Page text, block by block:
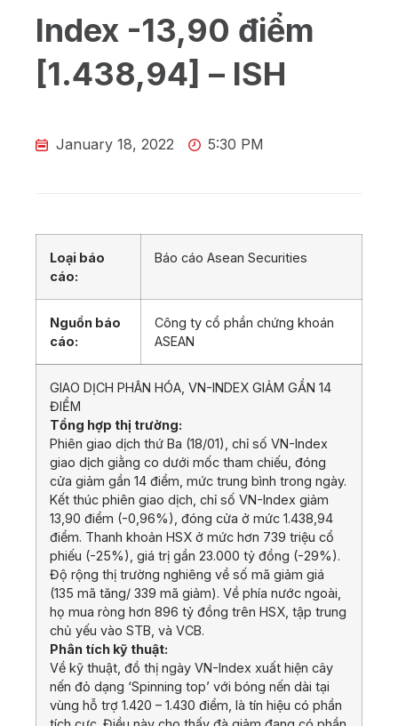
Index -13,90 điểm
[1.438,94] – ISH
January 18, 2022 5:30 PM
Loại báo
cáo:
Báo cáo Asean Securities
Nguồn báo
cáo:
Công ty cổ phần chứng khoán
ASEAN
GIAO DỊCH PHÂN HÓA, VN-INDEX GIẢM GẦN 14
ĐIỂM
Tổng hợp thị trường:
Phiên giao dịch thứ Ba (18/01), chỉ số VN-Index
giao dịch giằng co dưới mốc tham chiếu, đóng
cửa giảm gần 14 điểm, mức trung bình trong ngày.
Kết thúc phiên giao dịch, chỉ số VN-Index giảm
13,90 điểm (-0,96%), đóng cửa ở mức 1.438,94
điểm. Thanh khoản HSX ở mức hơn 739 triệu cổ
phiếu (-25%), giá trị gần 23.000 tỷ đồng (-29%).
Độ rộng thị trường nghiêng về số mã giảm giá
(135 mã tăng/ 339 mã giảm). Về phía nước ngoài,
họ mua ròng hơn 896 tỷ đồng trên HSX, tập trung
chủ yếu vào STB, và VCB.
Phân tích kỹ thuật:
Về kỹ thuật, đồ thị ngày VN-Index xuất hiện cây
nến đỏ dạng ‘Spinning top’ với bóng nến dài tại
vùng hỗ trợ 1.420 – 1.430 điểm, là tín hiệu có phần